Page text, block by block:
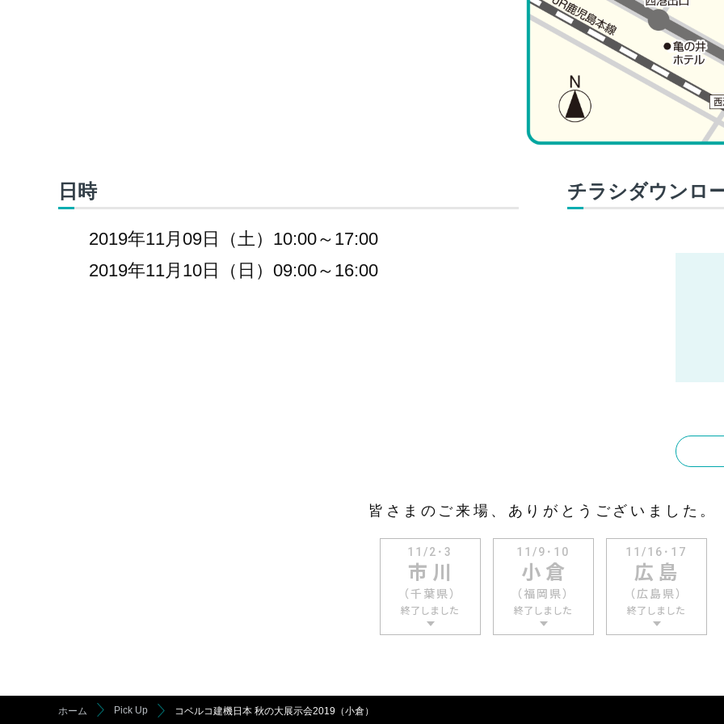
日時
2019年11月09日（土）10:00～17:00
2019年11月10日（日）09:00～16:00
チラシダウンロ
皆さまのご来場、ありがとうございました。
11/2･3
市 川
（千葉県）
終了しました
11/9･10
小 倉
（福岡県）
終了しました
11/16･17
広 島
（広島県）
終了しました
ホーム Pick Up コベルコ建機日本 秋の大展示会2019（小倉）